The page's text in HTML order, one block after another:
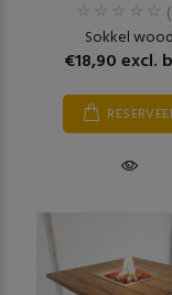
Sokkel wood
€18,90 excl.